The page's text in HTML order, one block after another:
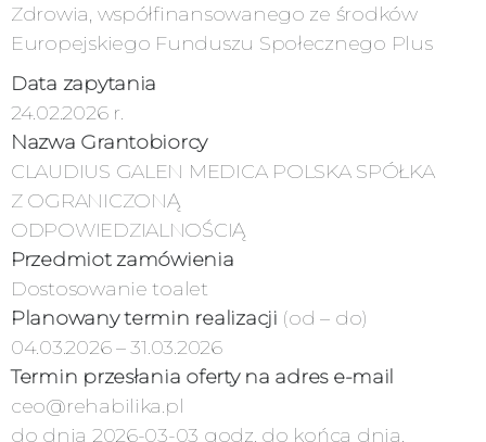
Zdrowia, współfinansowanego ze środków
Europejskiego Funduszu Społecznego Plus
Data zapytania
24.02.2026 r.
Nazwa Grantobiorcy
CLAUDIUS GALEN MEDICA POLSKA SPÓŁKA
Z OGRANICZONĄ
ODPOWIEDZIALNOŚCIĄ
Przedmiot zamówienia
Dostosowanie toalet
Planowany termin realizacji (od – do)
04.03.2026 – 31.03.2026
Termin przesłania oferty na adres e-mail
ceo@rehabilika.pl
do dnia 2026-03-03 godz. do końca dnia.